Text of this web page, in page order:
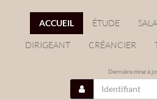
ACCUEIL ÉTUDE
DIRIGEANT CRÉANCIER
Dernière mise à